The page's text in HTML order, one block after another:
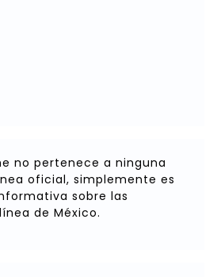
no pertenece a ninguna
oficial, simplemente es
sobre las
de México.